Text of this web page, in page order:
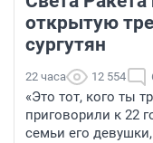
открытую
сургутян
22 часа 12 554
«Это тот, кого ты
приговорили к 22
семьи его